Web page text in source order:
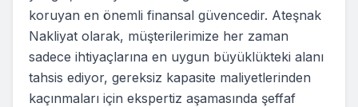
koruyan en önemli finansal güvencedir. Ateşnak
Nakliyat olarak, müşterilerimize her zaman
sadece ihtiyaçlarına en uygun büyüklükteki alanı
tahsis ediyor, gereksiz kapasite maliyetlerinden
kaçınmaları için ekspertiz aşamasında şeffaf